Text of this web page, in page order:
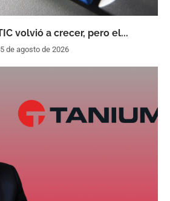
volvió a crecer, pero el...
5 de agosto de 2026